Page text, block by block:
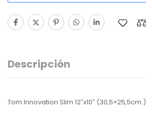
Descripción
Tom Innovation Slim 12″x10″ (30,5×25,5cm.)